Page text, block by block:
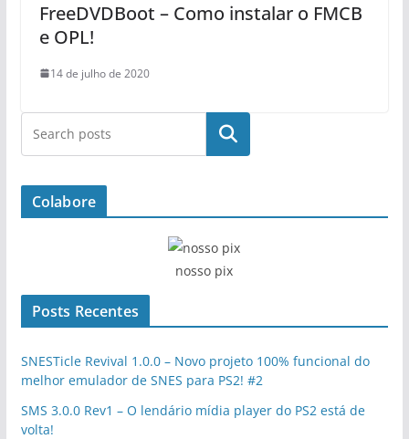
FreeDVDBoot – Como instalar o FMCB
e OPL!
14 de julho de 2020
Pesquisar
Colabore
nosso pix
Posts Recentes
SNESTicle Revival 1.0.0 – Novo projeto 100% funcional do
melhor emulador de SNES para PS2! #2
SMS 3.0.0 Rev1 – O lendário mídia player do PS2 está de
volta!